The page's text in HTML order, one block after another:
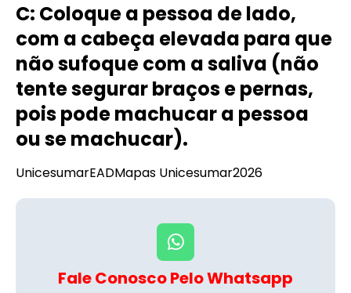
C: Coloque a pessoa de lado,
com a cabeça elevada para que
não sufoque com a saliva (não
tente segurar braços e pernas,
pois pode machucar a pessoa
ou se machucar).
UnicesumarEADMapas Unicesumar2026
Fale Conosco Pelo Whatsapp